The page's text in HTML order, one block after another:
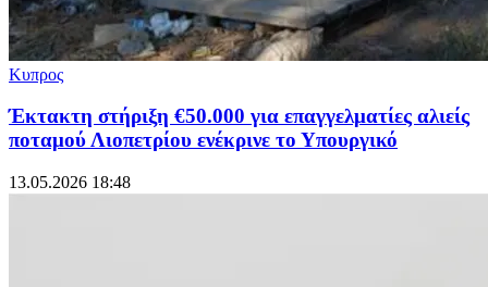
Κυπρος
Έκτακτη στήριξη €50.000 για επαγγελματίες αλιείς
ποταμού Λιοπετρίου ενέκρινε το Υπουργικό
13.05.2026 18:48